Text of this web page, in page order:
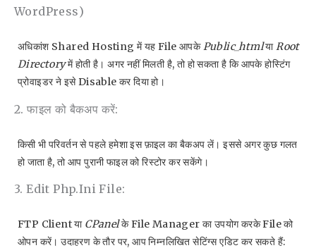
WordPress)
अधिकांश Shared Hosting में यह File आपकेPublic_htmlयाRoot
Directoryमें होती है। अगर नहीं मिलती है, तो हो सकता है कि आपके होस्टिंग
प्रोवाइडर ने इसे Disable कर दिया हो।
2. फाइल को बैकअप करें:
किसी भी परिवर्तन से पहले हमेशा इस फ़ाइल का बैकअप लें। इससे अगर कुछ गलत
हो जाता है, तो आप पुरानी फाइल को रिस्टोर कर सकेंगे।
3. Edit Php.ini File:
FTP Client या CPanelके File Manager का उपयोग करके File को
ओपन करें। उदाहरण के तौर पर, आप निम्नलिखित सेटिंग्स एडिट कर सकते हैं: